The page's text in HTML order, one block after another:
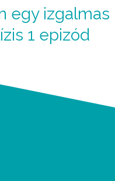
egy izgalmas
1 epizód